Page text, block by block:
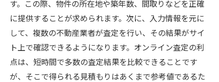
オンライン査定で地域の市場動向を反映さ
せる方法
兵庫県伊丹市の不動産市場の過去と未来
オンライン査定で競争力のある価格設定を
行う
す。この際、物件の所在地や築年数、間取りなどを正確
に提供することが求められます。次に、入力情報を元に
して、複数の不動産業者が査定を行い、その結果がサイ
ト上で確認できるようになります。オンライン査定の利
点は、短時間で多数の査定結果を比較できることです
が、そこで得られる見積もりはあくまで参考値であるた